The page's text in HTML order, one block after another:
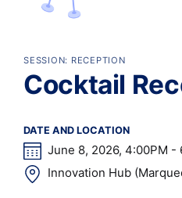
SESSION: RECEPTION
Cocktail
DATE AND LOCATION
June 8, 2026, 4:00PM -
Innovation Hub